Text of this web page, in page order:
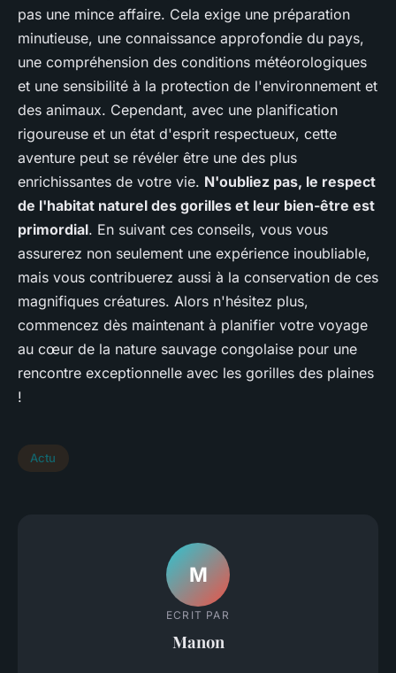
pas une mince affaire. Cela exige une préparation
minutieuse, une connaissance approfondie du pays,
une compréhension des conditions météorologiques
et une sensibilité à la protection de l'environnement et
des animaux. Cependant, avec une planification
rigoureuse et un état d'esprit respectueux, cette
aventure peut se révéler être une des plus
enrichissantes de votre vie. N'oubliez pas, le respect
de l'habitat naturel des gorilles et leur bien-être est
primordial. En suivant ces conseils, vous vous
assurerez non seulement une expérience inoubliable,
mais vous contribuerez aussi à la conservation de ces
magnifiques créatures. Alors n'hésitez plus,
commencez dès maintenant à planifier votre voyage
au cœur de la nature sauvage congolaise pour une
rencontre exceptionnelle avec les gorilles des plaines
!
Actu
M
ECRIT PAR
Manon